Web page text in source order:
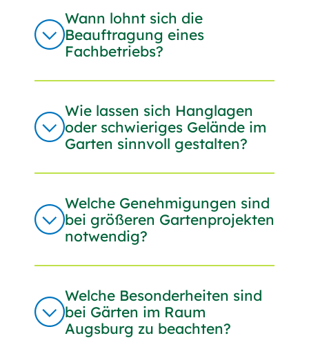
Es gelten dieDatenschutzbestimmungen
undNutzungsbedingungen(externer Link, öffnet in
von Google.*
Wann lohnt sich die
Beauftragung eines
Fachbetriebs?
Wie lassen sich Hanglagen
oder schwieriges Gelände im
Garten sinnvoll gestalten?
Welche Genehmigungen sind
bei größeren Gartenprojekten
notwendig?
Welche Besonderheiten sind
bei Gärten im Raum
Augsburg zu beachten?